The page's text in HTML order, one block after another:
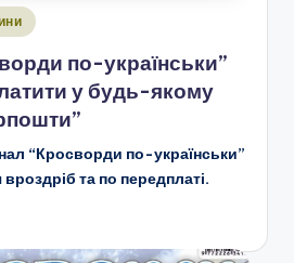
по-українськи”
у будь-якому
“Кросворди по-українськи”
та по передплаті.